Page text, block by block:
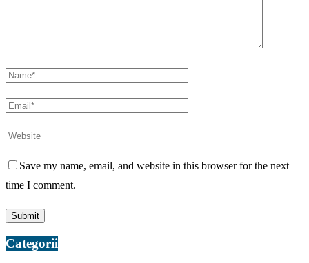
Save my name, email, and website in this browser for the next
time I comment.
Categorii